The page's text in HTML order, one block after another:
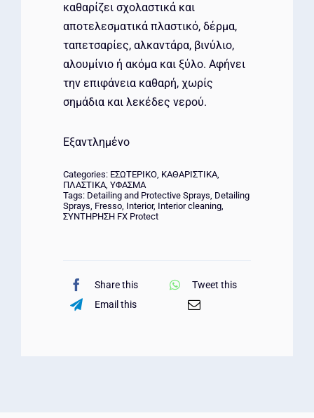
καθαρίζει σχολαστικά και
αποτελεσματικά πλαστικό, δέρμα,
ταπετσαρίες, αλκαντάρα, βινύλιο,
αλουμίνιο ή ακόμα και ξύλο. Αφήνει
την επιφάνεια καθαρή, χωρίς
σημάδια και λεκέδες νερού.
Εξαντλημένο
Categories: ΕΣΩΤΕΡΙΚΟ, ΚΑΘΑΡΙΣΤΙΚΑ,
ΠΛΑΣΤΙΚΑ, ΥΦΑΣΜΑ
Tags: Detailing and Protective Sprays, Detailing
Sprays, Fresso, Interior, Interior cleaning,
ΣΥΝΤΗΡΗΣΗ FX Protect
Share this
Tweet this
Email this